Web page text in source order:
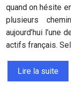
quand on hésite
plusieurs
aujourd’hui l’une
actifs français.
Lire la suite